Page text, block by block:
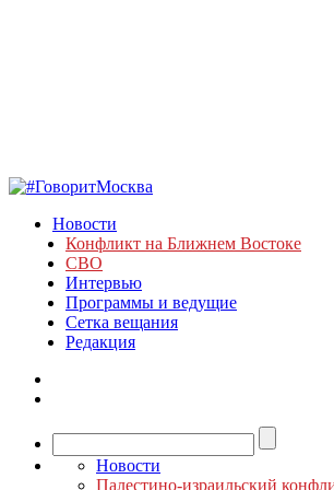
Новости
Конфликт на Ближнем Востоке
СВО
Интервью
Программы и ведущие
Сетка вещания
Редакция
Новости
Палестино-израильский